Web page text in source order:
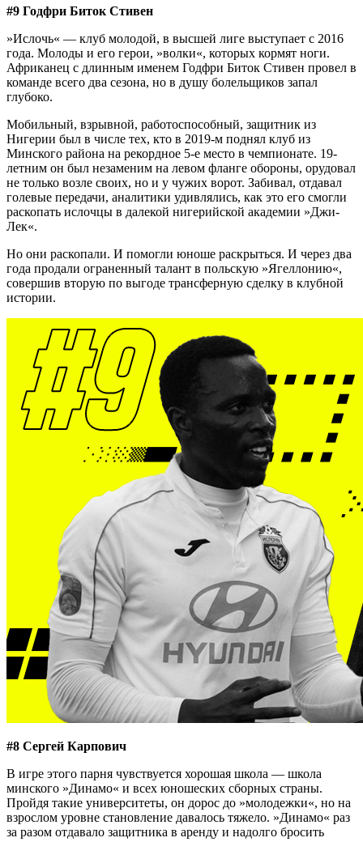
#9 Годфри Биток Стивен
»Ислочь« — клуб молодой, в высшей лиге выступает с 2016
года. Молоды и его герои, »волки«, которых кормят ноги.
Африканец с длинным именем Годфри Биток Стивен провел в
команде всего два сезона, но в душу болельщиков запал
глубоко.
Мобильный, взрывной, работоспособный, защитник из
Нигерии был в числе тех, кто в 2019-м поднял клуб из
Минского района на рекордное 5-е место в чемпионате. 19-
летним он был незаменим на левом фланге обороны, орудовал
не только возле своих, но и у чужих ворот. Забивал, отдавал
голевые передачи, аналитики удивлялись, как это его смогли
раскопать ислочцы в далекой нигерийской академии »Джи-
Лек«.
Но они раскопали. И помогли юноше раскрыться. И через два
года продали ограненный талант в польскую »Ягеллонию«,
совершив вторую по выгоде трансферную сделку в клубной
истории.
#8 Сергей Карпович
В игре этого парня чувствуется хорошая школа — школа
минского »Динамо« и всех юношеских сборных страны.
Пройдя такие университеты, он дорос до »молодежки«, но на
взрослом уровне становление давалось тяжело. »Динамо« раз
за разом отдавало защитника в аренду и надолго бросить